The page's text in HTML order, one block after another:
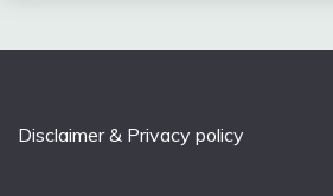
Disclaimer & Privacy policy